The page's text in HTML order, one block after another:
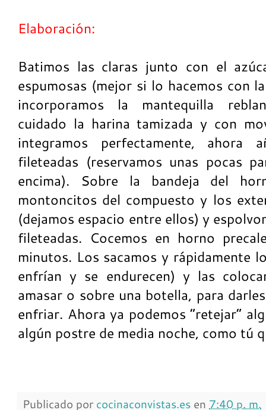
Elaboración:
Batimos las claras junto con el
espumosas (mejor si lo hacemos con
incorporamos la mantequilla
cuidado la harina tamizada y con
integramos perfectamente, ahora
fileteadas (reservamos unas pocas
encima). Sobre la bandeja del
montoncitos del compuesto y los
(dejamos espacio entre ellos) y
fileteadas. Cocemos en horno
minutos. Los sacamos y rápidamente
enfrían y se endurecen) y las
amasar o sobre una botella, para
enfriar. Ahora ya podemos “retejar”
algún postre de media noche, como tú
Publicado por cocinaconvistas.es en 7:40 p. m.